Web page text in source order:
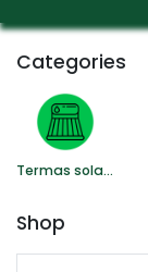
Categories
Termas solares
Shop